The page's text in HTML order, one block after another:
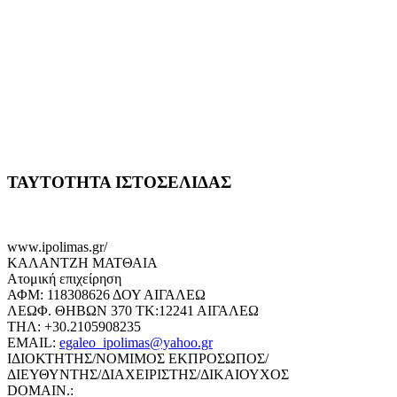
ΤΑΥΤΟΤΗΤΑ ΙΣΤΟΣΕΛΙΔΑΣ
www.ipolimas.gr/
ΚΑΛΑΝΤΖΗ ΜΑΤΘΑΙΑ
Ατομική επιχείρηση
ΑΦΜ: 118308626 ΔΟΥ ΑΙΓΑΛΕΩ
ΛΕΩΦ. ΘΗΒΩΝ 370 ΤΚ:12241 ΑΙΓΑΛΕΩ
ΤΗΛ: +30.2105908235
EMAIL: egaleo_ipolimas@yahoo.gr
ΙΔΙΟΚΤΗΤΗΣ/ΝΟΜΙΜΟΣ ΕΚΠΡΟΣΩΠΟΣ/
ΔΙΕΥΘΥΝΤΗΣ/ΔΙΑΧΕΙΡΙΣΤΗΣ/ΔΙΚΑΙΟΥΧΟΣ
DOMAIN.: